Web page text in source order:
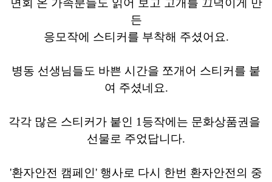
든
응모작에 스티커를 부착해 주셨어요.
병동 선생님들도 바쁜 시간을 쪼개어 스티커를 붙
여 주셨네요.
각각 많은 스티커가 붙인 1등작에는 문화상품권을
선물로 주었답니다.
'환자안전 캠페인' 행사로 다시 한번 환자안전의 중